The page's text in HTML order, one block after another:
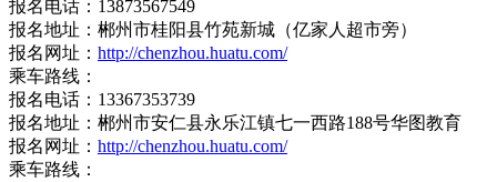
报名电话：13873567549
报名地址：郴州市桂阳县竹苑新城（亿家人超市旁）
报名网址： http://chenzhou.huatu.com/
乘车路线：
报名电话：13367353739
报名地址：郴州市安仁县永乐江镇七一西路188号华图教育
报名网址： http://chenzhou.huatu.com/
乘车路线：